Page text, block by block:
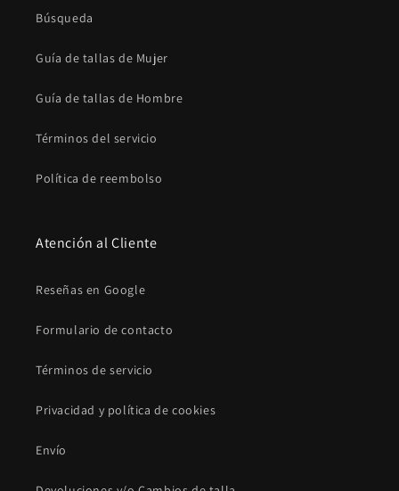
Búsqueda
Guía de tallas de Mujer
Guía de tallas de Hombre
Términos del servicio
Política de reembolso
Atención al Cliente
Reseñas en Google
Formulario de contacto
Términos de servicio
Privacidad y política de cookies
Envío